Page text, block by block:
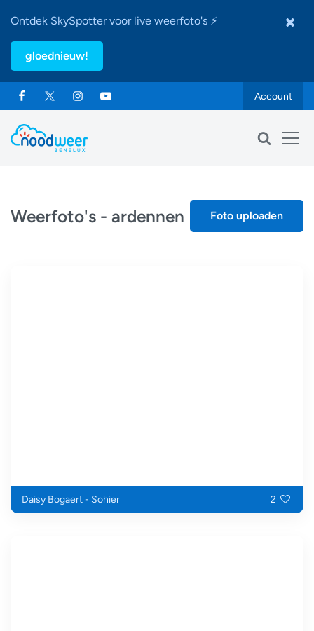
Ontdek SkySpotter voor live weerfoto's ⚡
gloednieuw!
Account
Weerfoto's - ardennen Foto uploaden
Daisy Bogaert - Sohier 2